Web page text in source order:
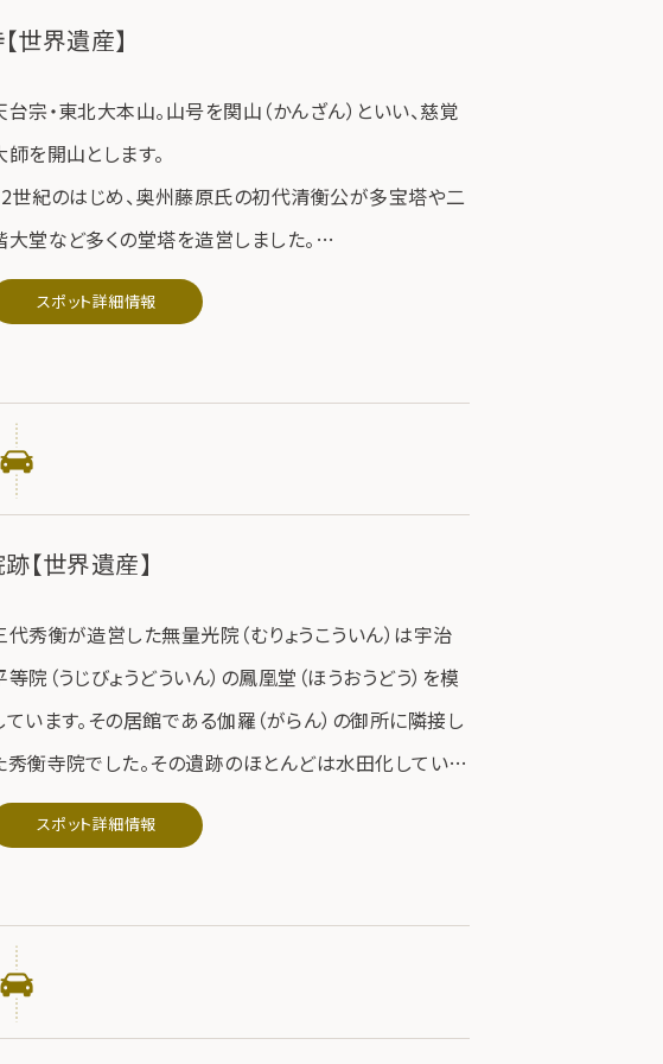
世界遺産】
台宗・東北大本山。山号を関山（かんざん）といい、慈覚
師を開山とします。
世紀のはじめ、奥州藤原氏の初代清衡公が多宝塔や二
大堂など多くの堂塔を造営しました。
の趣旨は前九年役・後三年役という長い戦乱で亡くなっ
人々の霊をなぐさめ、仏国土を建築するものでした。
じめ3000余点の国宝や重要文化財を伝える平安美術
の宝庫です。
スポット詳細情報
【世界遺産】
代秀衡が造営した無量光院（むりょうこういん）は宇治
等院（うじびょうどういん）の鳳凰堂（ほうおうどう）を模
ています。その居館である伽羅（がらん）の御所に隣接し
秀衡寺院でした。その遺跡のほとんどは水田化していま
が、現在でも池跡（いけあと）・中島（なかじま）・堂礎（ど
そ）が残っています。昭和２７年の発掘調査の結果による
、その先に金鶏山（きんけいざん）が望まれるという、壮
大な寺院であったことが知られています。
スポット詳細情報